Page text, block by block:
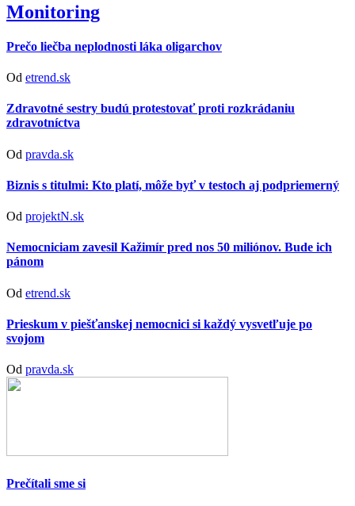
Monitoring
Prečo liečba neplodnosti láka oligarchov
Od etrend.sk
Zdravotné sestry budú protestovať proti rozkrádaniu
zdravotníctva
Od pravda.sk
Biznis s titulmi: Kto platí, môže byť v testoch aj podpriemerný
Od projektN.sk
Nemocniciam zavesil Kažimír pred nos 50 miliónov. Bude ich
pánom
Od etrend.sk
Prieskum v piešťanskej nemocnici si každý vysvetľuje po
svojom
Od pravda.sk
Prečítali sme si